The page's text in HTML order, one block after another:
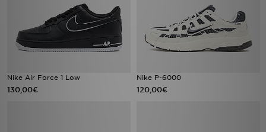
Nike Air Force 1 Low
130,00€
Nike P-6000
120,00€